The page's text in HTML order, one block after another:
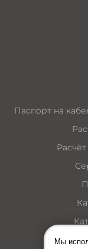
Паспорт на
Мы